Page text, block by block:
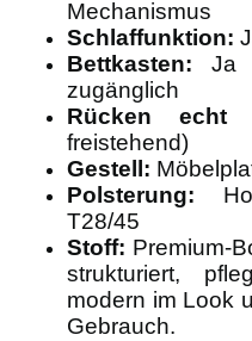
Mechanismus
Schlaffunktion:
Bettkasten: Ja
zugänglich
Rücken echt
freistehend)
Gestell:
Polsterung:
T28/45
Stoff: Premium-
strukturiert,
modern im Look
Gebrauch.